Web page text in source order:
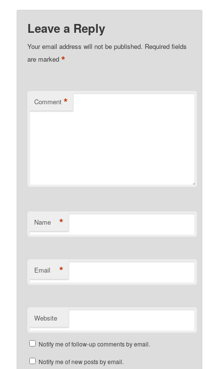
Leave a Reply
Your email address will not be published. Required fields
are marked*
Comment *
Name *
Email *
Website
Notify me of follow-up comments by email.
Notify me of new posts by email.